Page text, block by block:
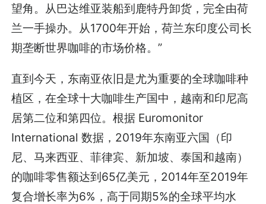
望角。从巴达维亚装船到鹿特丹卸货，完全由荷
兰一手操办。从1700年开始，荷兰东印度公司长
期垄断世界咖啡的市场价格。”
直到今天，东南亚依旧是尤为重要的全球咖啡种
植区，在全球十大咖啡生产国中，越南和印尼高
居第二位和第四位。根据 Euromonitor
International 数据，2019年东南亚六国（印
尼、马来西亚、菲律宾、新加坡、泰国和越南）
的咖啡零售额达到65亿美元，2014年至2019年
复合增长率为6%，高于同期5%的全球平均水